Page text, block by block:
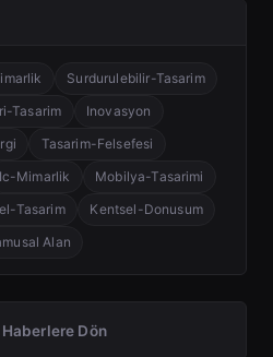
Surdurulebilir-Tasarim
Tasarim
Inovasyon
Tasarim-Felsefesi
Ic-Mimarlik
Mobilya-Tasarimi
Tasarim
Kentsel-Donusum
Alan
Haberlere Dön